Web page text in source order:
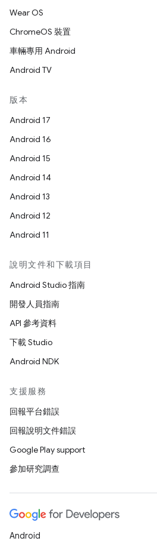
Wear OS
ChromeOS 裝置
車輛專用 Android
Android TV
版本
Android 17
Android 16
Android 15
Android 14
Android 13
Android 12
Android 11
說明文件和下載項目
Android Studio 指南
開發人員指南
API 參考資料
下載 Studio
Android NDK
支援服務
回報平台錯誤
回報說明文件錯誤
Google Play support
參加研究調查
Android